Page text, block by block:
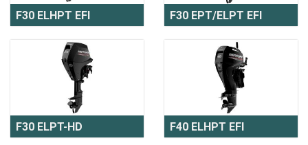
F30 ELHPT EFI F30 EPT/ELPT EFI
F30 ELPT-HD F40 ELHPT EFI